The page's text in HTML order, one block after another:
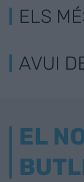
ELS
AVUI
EL